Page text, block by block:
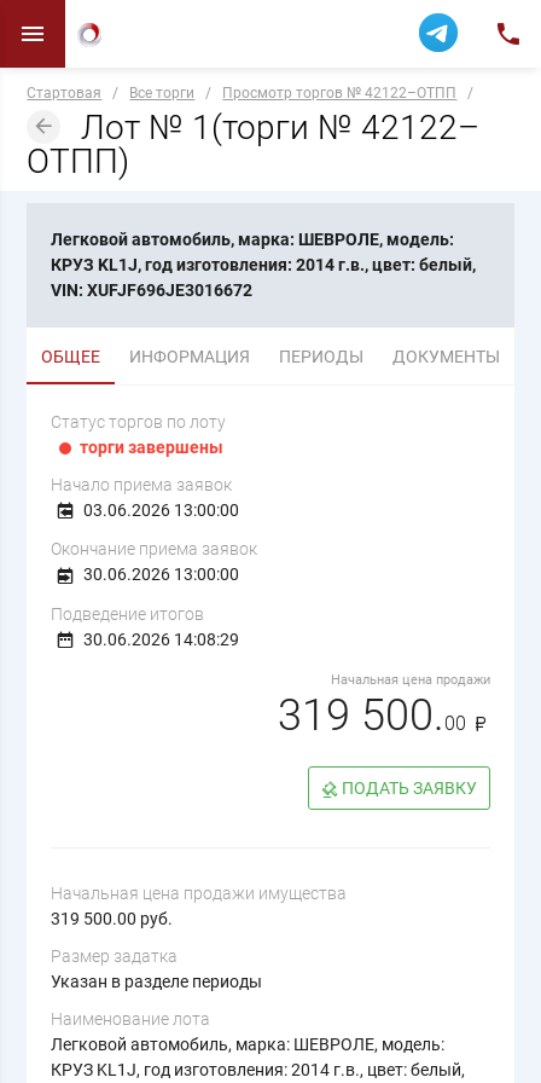
Стартовая / Все торги / Просмотр торгов № 42122–ОТПП /
Лот № 1(торги № 42122–
ОТПП)
Легковой автомобиль, марка: ШЕВРОЛЕ, модель:
КРУЗ KL1J, год изготовления: 2014 г.в., цвет: белый,
VIN: XUFJF696JE3016672
ОБЩЕЕ ИНФОРМАЦИЯ ПЕРИОДЫ ДОКУМЕНТЫ
Статус торгов по лоту
торги завершены
Начало приема заявок
03.06.2026 13:00:00
Окончание приема заявок
30.06.2026 13:00:00
Подведение итогов
30.06.2026 14:08:29
Начальная цена продажи
319 500. 00
ПОДАТЬ ЗАЯВКУ
Начальная цена продажи имущества
319 500.00 руб.
Размер задатка
Указан в разделе периоды
Наименование лота
Легковой автомобиль, марка: ШЕВРОЛЕ, модель:
КРУЗ KL1J, год изготовления: 2014 г.в., цвет: белый,